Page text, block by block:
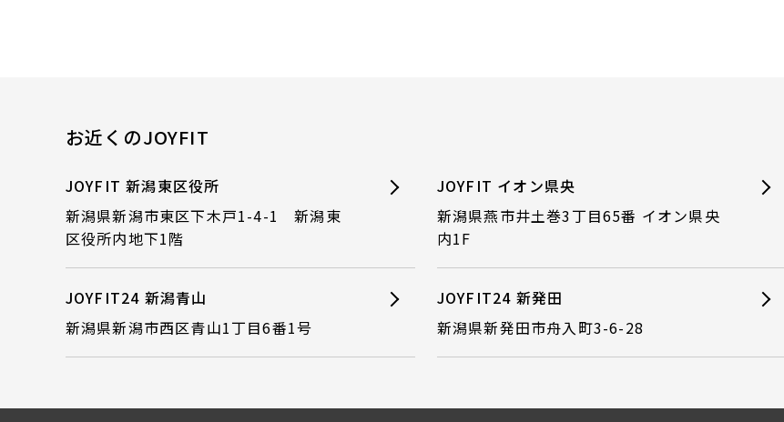
お近くのJOYFIT
JOYFIT 新潟東区役所
新潟県新潟市東区下木戸1-4-1 新潟東
区役所内地下1階
JOYFIT イオン県央
新潟県燕市井土巻3丁目65番 イオン県央
内1F
JOYFIT24 新潟青山
新潟県新潟市西区青山1丁目6番1号
JOYFIT24 新発田
新潟県新発田市舟入町3-6-28